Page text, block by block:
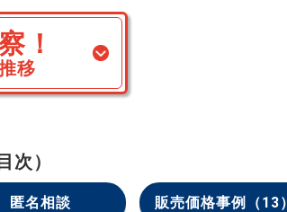
！
移
次）
匿名相談 販売価格事例 （13）